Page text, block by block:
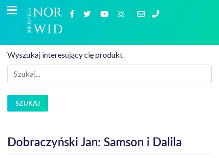
Wyszukaj interesujący cię produkt
SZUKAJ
Dobraczyński Jan: Samson i Dalila